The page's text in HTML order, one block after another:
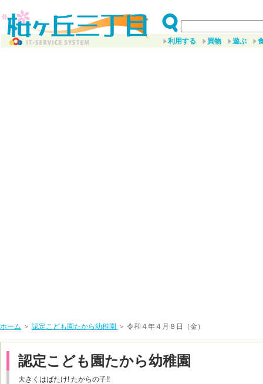
利用する 買物 遊ぶ
ホーム ＞ 認定こども園たから幼稚園 ＞ 令和４年４月８日（金）
認定こども園たから幼稚園
大きくはばたけ! たからの子!!